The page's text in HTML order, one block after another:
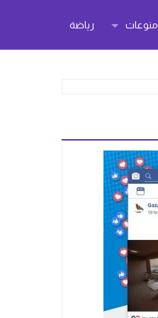
منوعات رياضة